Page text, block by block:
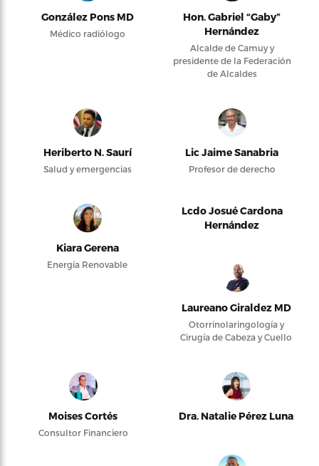
González Pons MD
Médico radiólogo
Hon. Gabriel “Gaby”
Hernández
Alcalde de Camuy y
presidente de la Federación
de Alcaldes
Heriberto N. Saurí
Salud y emergencias
Lic Jaime Sanabria
Profesor de derecho
Kiara Gerena
Energía Renovable
Lcdo Josué Cardona
Hernández
Laureano Giraldez MD
Otorrinolaringología y
Cirugía de Cabeza y Cuello
Moises Cortés
Consultor Financiero
Dra. Natalie Pérez Luna